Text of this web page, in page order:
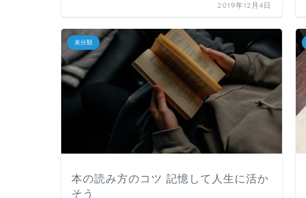
2019年12月4日
未分類
本の読み方のコツ 記憶して人生に活か
そう